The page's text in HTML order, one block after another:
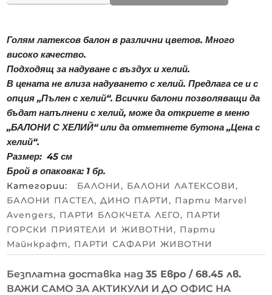
Голям латексов балон в различни цветов. Много
високо качество.
Подходящ за надуване с въздух и хелий.
В цената не влиза надуването с хелий. Предлага се и с
опция „Пълен с хелий“. Всички балони позволяващи да
бъдат напълнени с хелий, може да откриете в меню
„БАЛОНИ С ХЕЛИЙ“ или да отметнете бутона „Цена с
хелий“.
Размер: 45 см
Брой в опаковка: 1 бр.
Категории: БАЛОНИ, БАЛОНИ ЛАТЕКСОВИ,
БАЛОНИ ПАСТЕЛ,ДИНО ПАРТИ, Парти Marvel
Avengers, ПАРТИ БЛОКЧЕТА ЛЕГО, ПАРТИ
ГОРСКИ ПРИЯТЕЛИ И ЖИВОТНИ, Парти
Майнкрафт, ПАРТИ САФАРИ ЖИВОТНИ
Безплатна доставка над35 Евро / 68.45 лв.
ВАЖИ САМО ЗА АКТИКУЛИ И ДО ОФИС НА